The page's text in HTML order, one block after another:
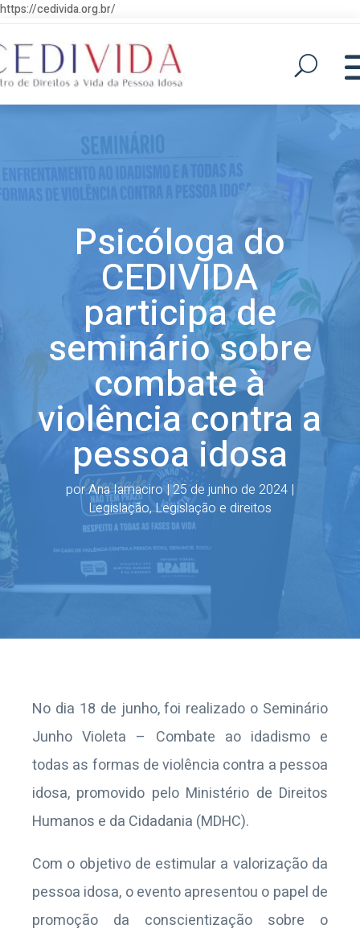
https://cedivida.org.br/
Psicóloga do
CEDIVIDA
participa de
seminário sobre
combate à
violência contra a
pessoa idosa
porAna Iamaciro|25 de junho de 2024|
Legislação,Legislação e direitos
No dia 18 de junho, foi realizado o Seminário
Junho Violeta – Combate ao idadismo e
todas as formas de violência contra a pessoa
idosa, promovido pelo Ministério de Direitos
Humanos e da Cidadania (MDHC).
Com o objetivo de estimular a valorização da
pessoa idosa, o evento apresentou o papel de
promoção da conscientização sobre o